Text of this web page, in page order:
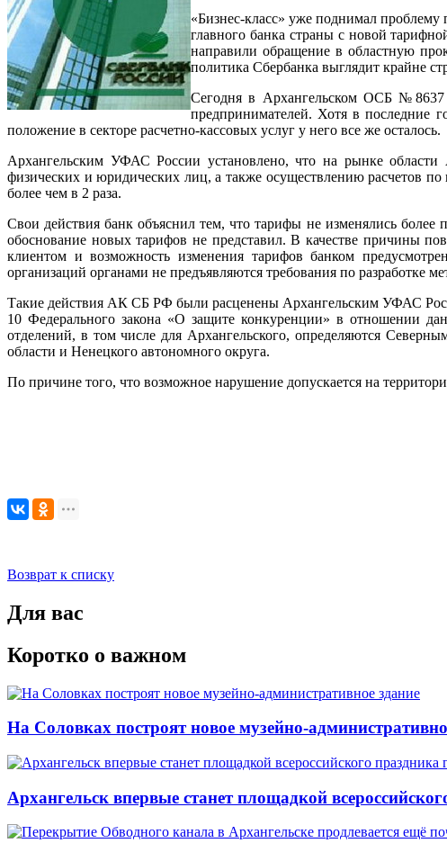
«Бизнес-класс» уже поднимал
главного банка страны с новой
направили обращение в областную
политика Сбербанка выглядит крайне
Сегодня в Архангельском ОСБ №8637
предпринимателей. Хотя в последние
положение в секторе расчетно-кассовых услуг у него все же осталось.
Архангельским УФАС России установлено, что на рынке области
физических и юридических лиц, а также осуществлению расчетов
более чем в 2 раза.
Свои действия банк объяснил тем, что тарифы не изменялись более
обоснование новых тарифов не представил. В качестве причины
клиентом и возможность изменения тарифов банком
организаций органами не предъявляются требования по разработке
Такие действия АК СБ РФ были расценены Архангельским УФАС
10 Федерального закона «О защите конкуренции» в отношении
отделений, в том числе для Архангельского, определяются
области и Ненецкого автономного округа.
По причине того, что возможное нарушение допускается на
Возврат к списку
Для вас
Коротко о важном
На Соловках построят новое музейно-
Архангельск впервые станет площадкой